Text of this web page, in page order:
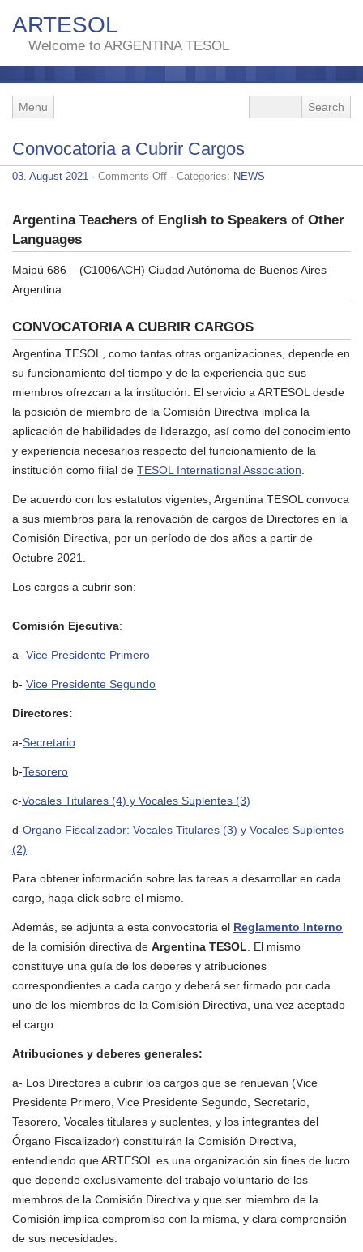
ARTESOL
Welcome to ARGENTINA TESOL
Menu
Convocatoria a Cubrir Cargos
03. August 2021 · Comments Offon
Cargos
· Categories: NEWS
Argentina Teachers of English to Speakers of Other
Languages
Maipú 686 – (C1006ACH) Ciudad Autónoma de Buenos Aires –
Argentina
CONVOCATORIA A CUBRIR CARGOS
Argentina TESOL, como tantas otras organizaciones, depende en
su funcionamiento del tiempo y de la experiencia que sus
miembros ofrezcan a la institución. El servicio a ARTESOL desde
la posición de miembro de la Comisión Directiva implica la
aplicación de habilidades de liderazgo, así como del conocimiento
y experiencia necesarios respecto del funcionamiento de la
institución como filial de TESOL International Association
De acuerdo con los estatutos vigentes, Argentina TESOL convoca
a sus miembros para la renovación de cargos de Directores en la
Comisión Directiva, por un período de dos años a partir de
Octubre 2021.
Los cargos a cubrir son:
Comisión Ejecutiva:
a- Vice Presidente Primero
b- Vice Presidente Segundo
Directores:
a-Secretario
b-Tesorero
c-Vocales Titulares (4) y Vocales Suplentes (3)
d-Organo Fiscalizador: Vocales Titulares (3) y Vocales Suplentes
(2)
Para obtener información sobre las tareas a desarrollar en cada
cargo, haga click sobre el mismo.
Además, se adjunta a esta convocatoria el Reglamento Interno
de la comisión directiva de Argentina TESOL . El mismo
constituye una guía de los deberes y atribuciones
correspondientes a cada cargo y deberá ser firmado por cada
uno de los miembros de la Comisión Directiva, una vez aceptado
el cargo.
Atribuciones y deberes generales:
a- Los Directores a cubrir los cargos que se renuevan (Vice
Presidente Primero, Vice Presidente Segundo, Secretario,
Tesorero, Vocales titulares y suplentes, y los integrantes del
Órgano Fiscalizador) constituirán la Comisión Directiva,
entendiendo que ARTESOL es una organización sin fines de lucro
que depende exclusivamente del trabajo voluntario de los
miembros de la Comisión Directiva y que ser miembro de la
Comisión implica compromiso con la misma, y clara comprensión
de sus necesidades.